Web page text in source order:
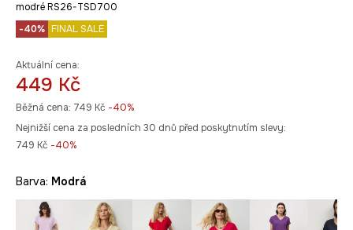
modré RS26-TSD700
-40% FINAL SALE
Aktuální cena:
449 Kč
Běžná cena: 749 Kč -40%
Nejnižší cena za posledních 30 dnů před poskytnutím slevy:
749 Kč -40%
Barva: modrá